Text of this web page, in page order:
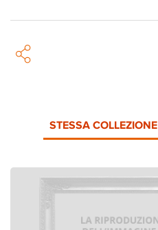
STESSA COLLEZIONE